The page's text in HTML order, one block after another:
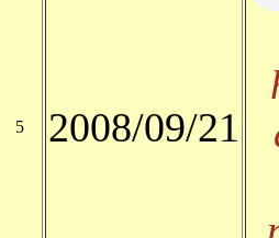
5 2008/09/21